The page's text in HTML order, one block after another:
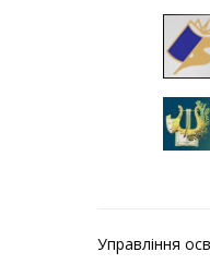
Управління